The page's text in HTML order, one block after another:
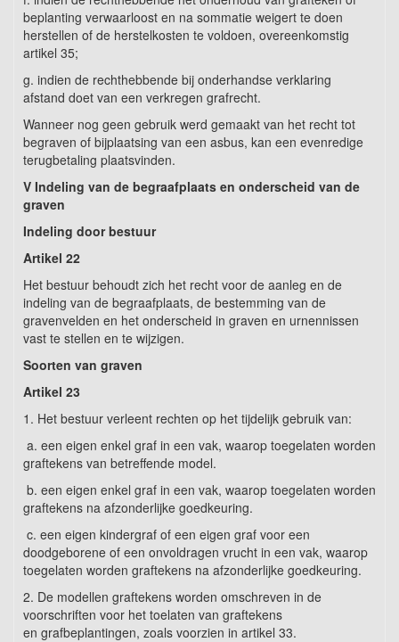
beplanting verwaarloost en na sommatie weigert te doen
herstellen of de herstelkosten te voldoen, overeenkomstig
artikel 35;
g. indien de rechthebbende bij onderhandse verklaring
afstand doet van een verkregen grafrecht.
Wanneer nog geen gebruik werd gemaakt van het recht tot
begraven of bijplaatsing van een asbus, kan een evenredige
terugbetaling plaatsvinden.
V Indeling van de begraafplaats en onderscheid van de
graven
Indeling door bestuur
Artikel 22
Het bestuur behoudt zich het recht voor de aanleg en de
indeling van de begraafplaats, de bestemming van de
gravenvelden en het onderscheid in graven en urnennissen
vast te stellen en te wijzigen.
Soorten van graven
Artikel 23
1. Het bestuur verleent rechten op het tijdelijk gebruik van:
a. een eigen enkel graf in een vak, waarop toegelaten worden
graftekens van betreffende model.
b. een eigen enkel graf in een vak, waarop toegelaten worden
graftekens na afzonderlijke goedkeuring.
c. een eigen kindergraf of een eigen graf voor een
doodgeborene of een onvoldragen vrucht in een vak, waarop
toegelaten worden graftekens na afzonderlijke goedkeuring.
2. De modellen graftekens worden omschreven in de
voorschriften voor het toelaten van graftekens
en grafbeplantingen, zoals voorzien in artikel 33.